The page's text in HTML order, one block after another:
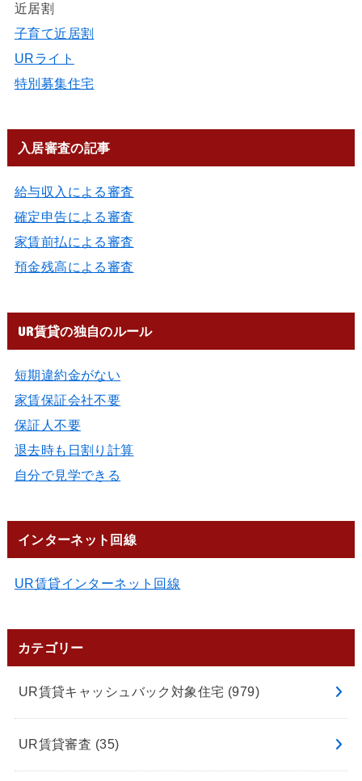
近居割
子育て近居割
URライト
特別募集住宅
入居審査の記事
給与収入による審査
確定申告による審査
家賃前払による審査
預金残高による審査
UR賃貸の独自のルール
短期違約金がない
家賃保証会社不要
保証人不要
退去時も日割り計算
自分で見学できる
インターネット回線
UR賃貸インターネット回線
カテゴリー
UR賃貸キャッシュバック対象住宅 (979)
UR賃貸審査 (35)